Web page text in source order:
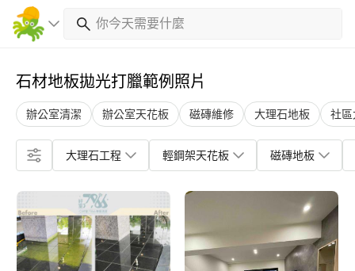
石材地板拋光打臘範例照片
辦公室清潔 辦公室天花板 磁磚維修 大理石地板 社
大理石工程 輕鋼架天花板 磁磚地板